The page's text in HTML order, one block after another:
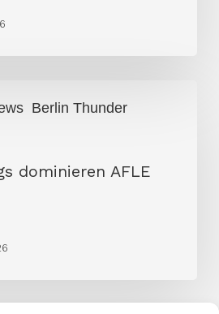
Berlin Thunder
dominieren AFLE